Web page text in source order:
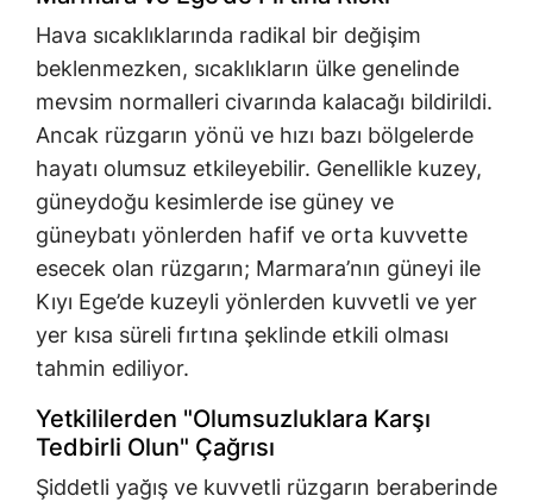
Hava sıcaklıklarında radikal bir değişim
beklenmezken, sıcaklıkların ülke genelinde
mevsim normalleri civarında kalacağı bildirildi.
Ancak rüzgarın yönü ve hızı bazı bölgelerde
hayatı olumsuz etkileyebilir. Genellikle kuzey,
güneydoğu kesimlerde ise güney ve
güneybatı yönlerden hafif ve orta kuvvette
esecek olan rüzgarın; Marmara’nın güneyi ile
Kıyı Ege’de kuzeyli yönlerden kuvvetli ve yer
yer kısa süreli fırtına şeklinde etkili olması
tahmin ediliyor.
Yetkililerden "Olumsuzluklara Karşı
Tedbirli Olun" Çağrısı
Şiddetli yağış ve kuvvetli rüzgarın beraberinde